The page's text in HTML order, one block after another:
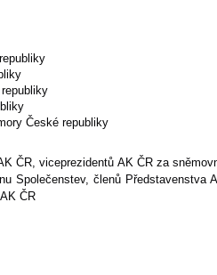
České republiky
ČR, viceprezidentů AK ČR za
Společenstev, členů Představenstva
ČR